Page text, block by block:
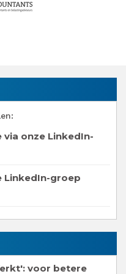
onze LinkedIn-
LinkedIn-groep
voor betere